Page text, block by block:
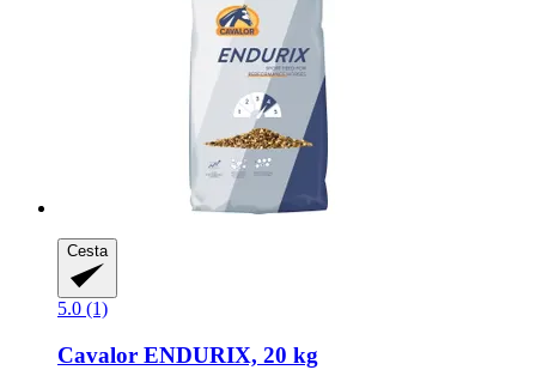
Cesta
5.0 (1)
Cavalor ENDURIX, 20 kg